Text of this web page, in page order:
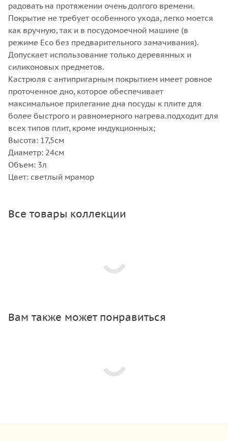
радовать на протяжении очень долгого времени.
Покрытие не требует особенного ухода, легко моется
как вручную, так и в посудомоечной машине (в
режиме Eco без предварительного замачивания).
Допускает использование только деревянных и
силиконовых предметов.
Кастрюля с антипригарным покрытием имеет ровное
проточенное дно, которое обеспечивает
максимальное прилегание дна посуды к плите для
более быстрого и равномерного нагрева.подходит для
всех типов плит, кроме индукционных;
Высота: 17,5см
Диаметр: 24см
Объем: 3л
Цвет: светлый мрамор
Все товары коллекции
Вам также может понравиться